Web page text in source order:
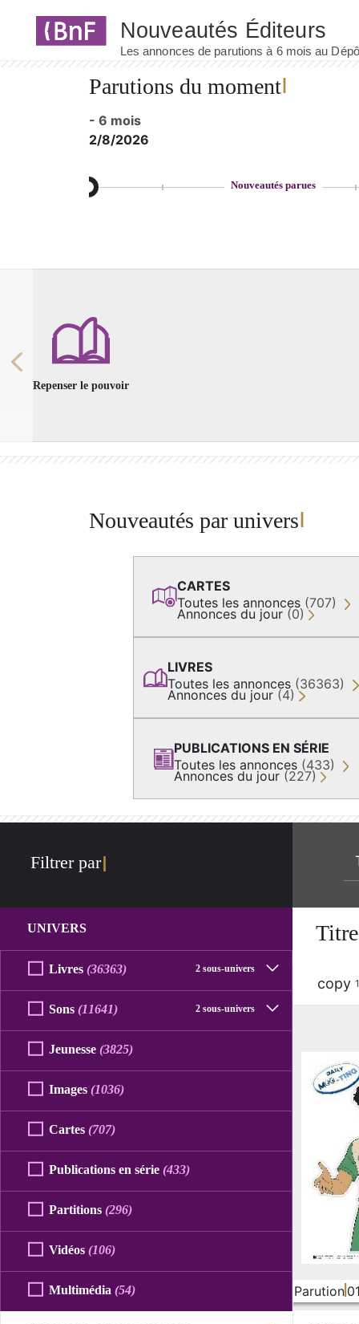
Parutions du moment
- 6 mois
2/8/2026
Nouveautés parues
Repenser le pouvoir
Previous
Nouveautés par univers
CARTES
Toutes les annonces (707)
Annonces du jour (0)
LIVRES
Toutes les annonces (36363)
Annonces du jour (4)
PUBLICATIONS EN SÉRIE
Toutes les annonces (433)
Annonces du jour (227)
Filtrer par
UNIVERS
Livres 2 sous-univers
(36363)
Sons 2 sous-univers
(11641)
Jeunesse (3825)
Images (1036)
Cartes (707)
Publications en série (433)
Partitions (296)
Vidéos (106)
Multimédia (54)
copy
Parution